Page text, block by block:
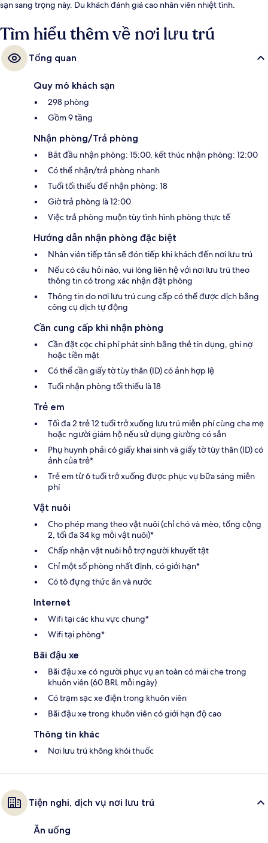
sạn sang trọng này. Du khách đánh giá cao nhân viên nhiệt tình.
Tìm hiểu thêm về nơi lưu trú
Tổng quan
Quy mô khách sạn
298 phòng
Gồm 9 tầng
Nhận phòng/Trả phòng
Bắt đầu nhận phòng: 15:00, kết thúc nhận phòng: 12:00
Có thể nhận/trả phòng nhanh
Tuổi tối thiểu để nhận phòng: 18
Giờ trả phòng là 12:00
Việc trả phòng muộn tùy tình hình phòng thực tế
Hướng dẫn nhận phòng đặc biệt
Nhân viên tiếp tân sẽ đón tiếp khi khách đến nơi lưu trú
Nếu có câu hỏi nào, vui lòng liên hệ với nơi lưu trú theo
thông tin có trong xác nhận đặt phòng
Thông tin do nơi lưu trú cung cấp có thể được dịch bằng
công cụ dịch tự động
Cần cung cấp khi nhận phòng
Cần đặt cọc chi phí phát sinh bằng thẻ tín dụng, ghi nợ
hoặc tiền mặt
Có thể cần giấy tờ tùy thân (ID) có ảnh hợp lệ
Tuổi nhận phòng tối thiểu là 18
Trẻ em
Tối đa 2 trẻ 12 tuổi trở xuống lưu trú miễn phí cùng cha mẹ
hoặc người giám hộ nếu sử dụng giường có sẵn
Phụ huynh phải có giấy khai sinh và giấy tờ tùy thân (ID) có
ảnh của trẻ*
Trẻ em từ 6 tuổi trở xuống được phục vụ bữa sáng miễn
phí
Vật nuôi
Cho phép mang theo vật nuôi (chỉ chó và mèo, tổng cộng
2, tối đa 34 kg mỗi vật nuôi)*
Chấp nhận vật nuôi hỗ trợ người khuyết tật
Chỉ một số phòng nhất định, có giới hạn*
Có tô đựng thức ăn và nước
Internet
Wifi tại các khu vực chung*
Wifi tại phòng*
Bãi đậu xe
Bãi đậu xe có người phục vụ an toàn có mái che trong
khuôn viên (60 BRL mỗi ngày)
Có trạm sạc xe điện trong khuôn viên
Bãi đậu xe trong khuôn viên có giới hạn độ cao
Thông tin khác
Nơi lưu trú không khói thuốc
Tiện nghi, dịch vụ nơi lưu trú
Ăn uống